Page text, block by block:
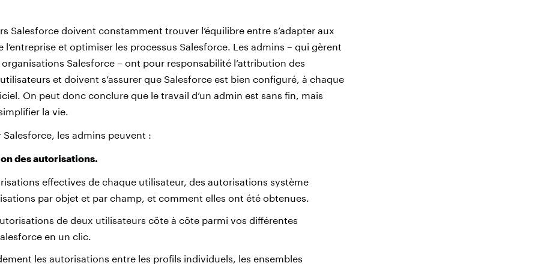
Salesforce doivent constamment trouver l’équilibre entre s’adapter aux
l’entreprise et optimiser les processus Salesforce. Les admins – qui gèrent
Salesforce – ont pour responsabilité l’attribution des
et doivent s’assurer que Salesforce est bien configuré, à chaque
On peut donc conclure que le travail d’un admin est sans fin, mais
la vie.
Salesforce, les admins peuvent :
des autorisations.
effectives de chaque utilisateur, des autorisations système
par objet et par champ, et comment elles ont été obtenues.
de deux utilisateurs côte à côte parmi vos différentes
en un clic.
les autorisations entre les profils individuels, les ensembles